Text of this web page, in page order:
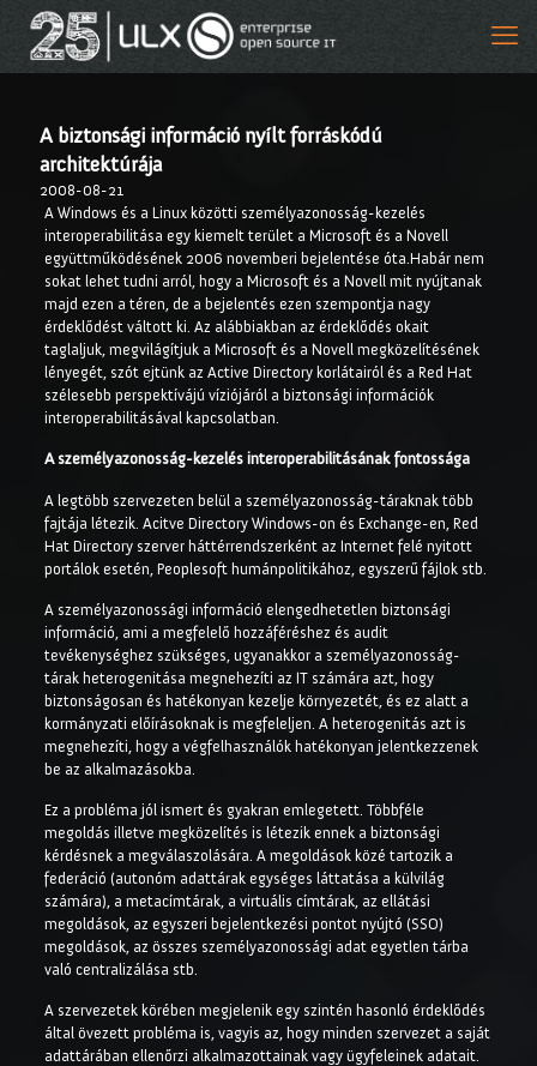
A biztonsági információ nyílt forráskódú
architektúrája
2008-08-21
A Windows és a Linux közötti személyazonosság-kezelés
interoperabilitása egy kiemelt terület a Microsoft és a Novell
együttműködésének 2006 novemberi bejelentése óta.Habár nem
sokat lehet tudni arról, hogy a Microsoft és a Novell mit nyújtanak
majd ezen a téren, de a bejelentés ezen szempontja nagy
érdeklődést váltott ki. Az alábbiakban az érdeklődés okait
taglaljuk, megvilágítjuk a Microsoft és a Novell megközelítésének
lényegét, szót ejtünk az Active Directory korlátairól és a Red Hat
szélesebb perspektívájú víziójáról a biztonsági információk
interoperabilitásával kapcsolatban.
A személyazonosság-kezelés interoperabilitásának fontossága
A legtöbb szervezeten belül a személyazonosság-táraknak több
fajtája létezik. Acitve Directory Windows-on és Exchange-en, Red
Hat Directory szerver háttérrendszerként az Internet felé nyitott
portálok esetén, Peoplesoft humánpolitikához, egyszerű fájlok stb.
A személyazonossági információ elengedhetetlen biztonsági
információ, ami a megfelelő hozzáféréshez és audit
tevékenységhez szükséges, ugyanakkor a személyazonosság-
tárak heterogenitása megnehezíti az IT számára azt, hogy
biztonságosan és hatékonyan kezelje környezetét, és ez alatt a
kormányzati előírásoknak is megfeleljen. A heterogenitás azt is
megnehezíti, hogy a végfelhasználók hatékonyan jelentkezzenek
be az alkalmazásokba.
Ez a probléma jól ismert és gyakran emlegetett. Többféle
megoldás illetve megközelítés is létezik ennek a biztonsági
kérdésnek a megválaszolására. A megoldások közé tartozik a
federáció (autonóm adattárak egységes láttatása a külvilág
számára), a metacímtárak, a virtuális címtárak, az ellátási
megoldások, az egyszeri bejelentkezési pontot nyújtó (SSO)
megoldások, az összes személyazonossági adat egyetlen tárba
való centralizálása stb.
A szervezetek körében megjelenik egy szintén hasonló érdeklődés
által övezett probléma is, vagyis az, hogy minden szervezet a saját
adattárában ellenőrzi alkalmazottainak vagy ügyfeleinek adatait.